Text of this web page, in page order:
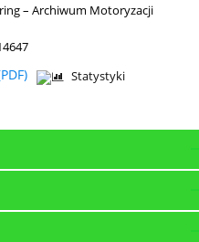
– Archiwum Motoryzacji
Statystyki